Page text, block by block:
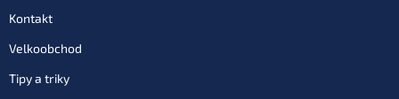
Kontakt
Velkoobchod
Tipy a triky